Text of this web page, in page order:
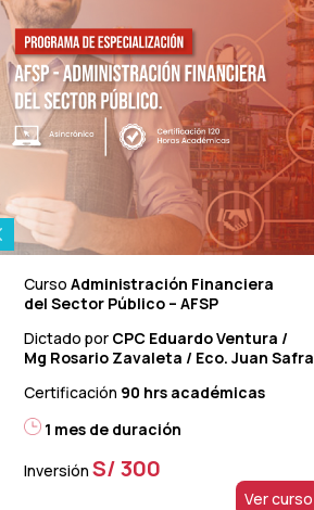
CursoAdministración Financiera
del Sector Público – AFSP
Dictado por CPC Eduardo Ventura /
Mg Rosario Zavaleta / Eco. Juan Safra
Certificación 90 hrs académicas
1 mes de duración
InversiónS/ 300
Ver curso